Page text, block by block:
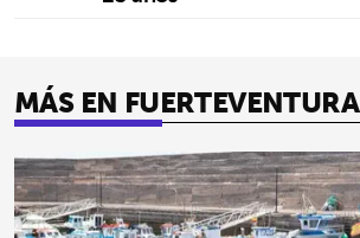
MÁS EN FUERTEVENTURA